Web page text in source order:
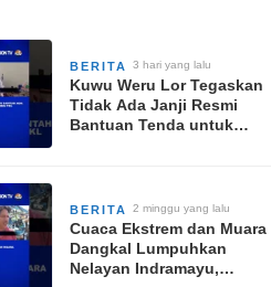
BERITA 3 hari yang lalu
Kuwu Weru Lor Tegaskan
Tidak Ada Janji Resmi
Bantuan Tenda untuk
BERITA 2 minggu yang lalu
Cuaca Ekstrem dan Muara
Dangkal Lumpuhkan
Nelayan Indramayu,